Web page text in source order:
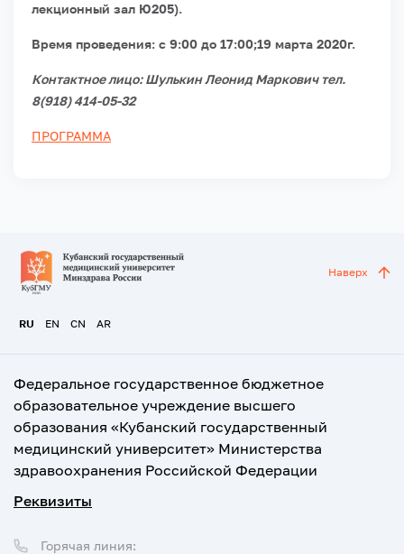
лекционный зал Ю205).
Время проведения: с 9:00 до 17:00;19 марта 2020г.
Контактное лицо: Шулькин Леонид Маркович тел.
8(918) 414-05-32
ПРОГРАММА
RU EN CN AR
Наверх
Федеральное государственное бюджетное
образовательное учреждение высшего
образования «Кубанский государственный
медицинский университет» Министерства
здравоохранения Российской Федерации
Реквизиты
Горячая линия: